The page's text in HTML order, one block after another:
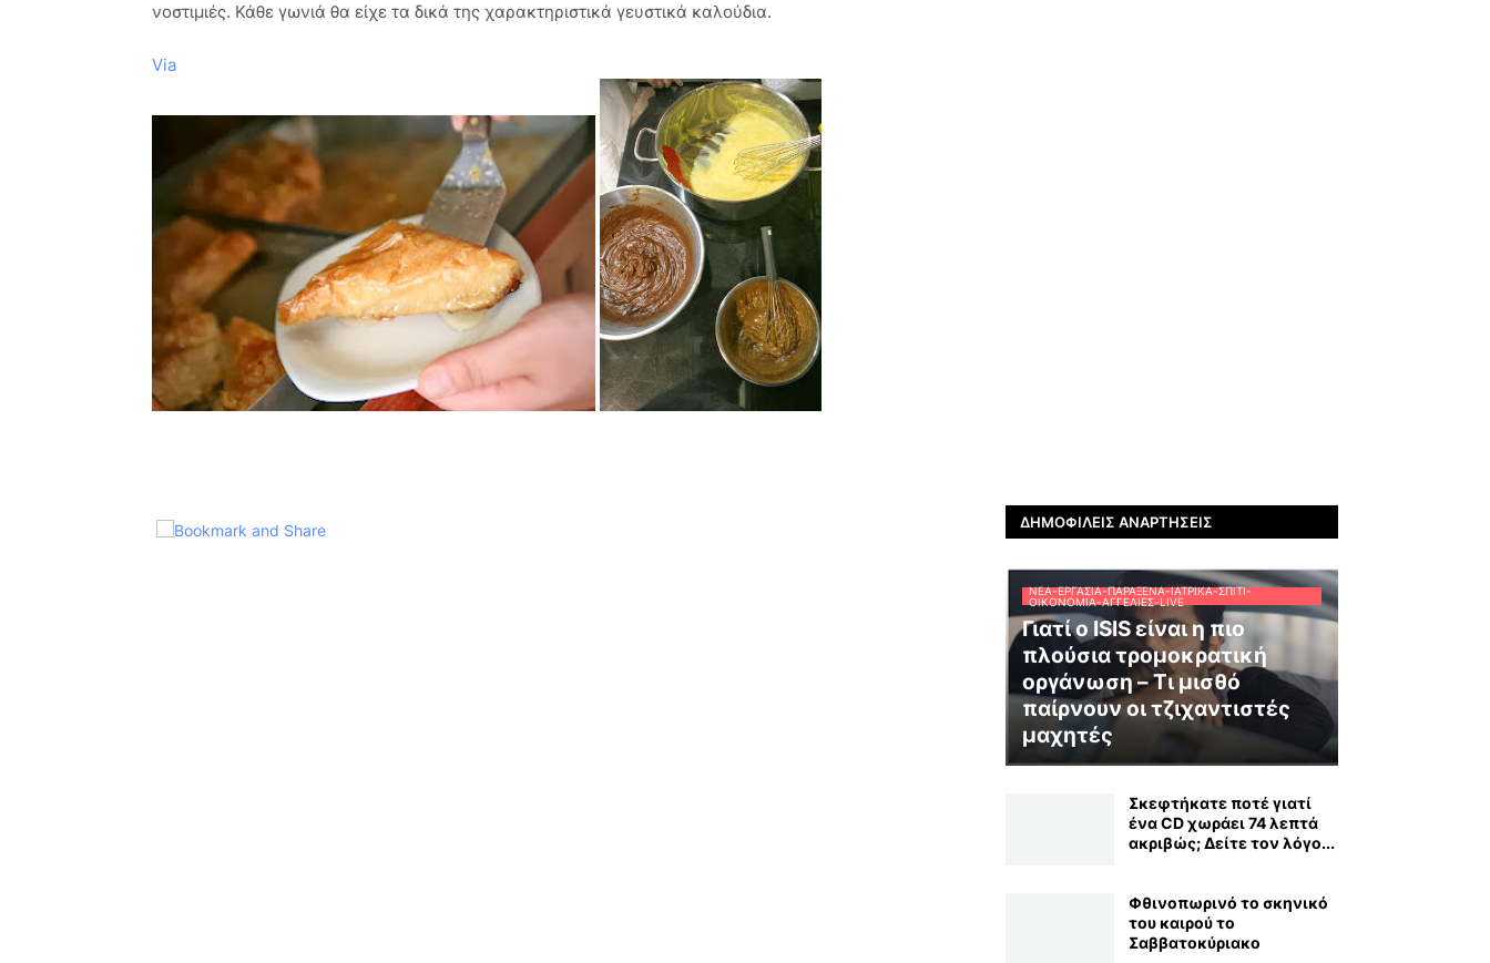
νοστιμιές. Κάθε γωνιά θα είχε τα δικά της χαρακτηριστικά γευστικά καλούδια.
Via
ΔΗΜΟΦΙΛΕΊΣ ΑΝΑΡΤΉΣΕΙΣ
ΝΈΑ-ΕΡΓΑΣΊΑ-ΠΑΡΆΞΕΝΑ-ΙΑΤΡΙΚΆ-ΣΠΊΤΙ-
ΟΙΚΟΝΟΜΊΑ-ΑΓΓΕΛΊΕΣ-LIVE
Γιατί ο ISIS είναι η πιο
πλούσια τρομοκρατική
οργάνωση – Τι μισθό
παίρνουν οι τζιχαντιστές
μαχητές
Σκεφτήκατε ποτέ γιατί
ένα CD χωράει 74 λεπτά
ακριβώς; Δείτε τον λόγο...
Φθινοπωρινό το σκηνικό
του καιρού το
Σαββατοκύριακο